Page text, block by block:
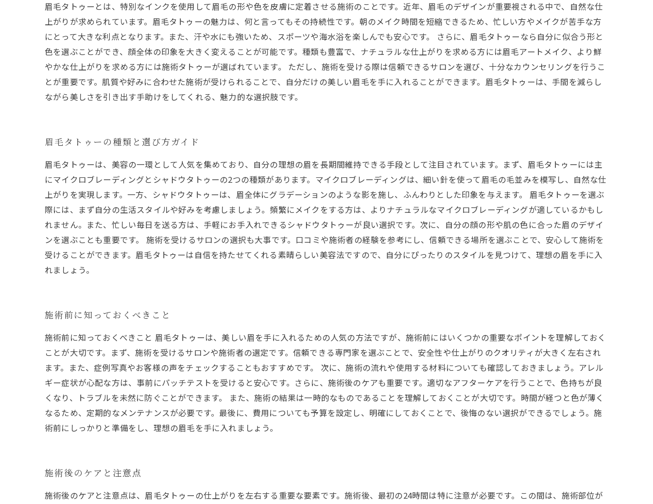
眉毛タトゥーとは、特別なインクを使用して眉毛の形や色を皮膚に定着させる施術のことです。近年、眉毛のデザインが重要視される中で、自然な仕
上がりが求められています。眉毛タトゥーの魅力は、何と言ってもその持続性です。朝のメイク時間を短縮できるため、忙しい方やメイクが苦手な方
にとって大きな利点となります。また、汗や水にも強いため、スポーツや海水浴を楽しんでも安心です。 さらに、眉毛タトゥーなら自分に似合う形と
色を選ぶことができ、顔全体の印象を大きく変えることが可能です。種類も豊富で、ナチュラルな仕上がりを求める方には眉毛アートメイク、より鮮
やかな仕上がりを求める方には施術タトゥーが選ばれています。 ただし、施術を受ける際は信頼できるサロンを選び、十分なカウンセリングを行うこ
とが重要です。肌質や好みに合わせた施術が受けられることで、自分だけの美しい眉毛を手に入れることができます。眉毛タトゥーは、手間を減らし
ながら美しさを引き出す手助けをしてくれる、魅力的な選択肢です。
眉毛タトゥーの種類と選び方ガイド
眉毛タトゥーは、美容の一環として人気を集めており、自分の理想の眉を長期間維持できる手段として注目されています。まず、眉毛タトゥーには主
にマイクロブレーディングとシャドウタトゥーの2つの種類があります。マイクロブレーディングは、細い針を使って眉毛の毛並みを模写し、自然な仕
上がりを実現します。一方、シャドウタトゥーは、眉全体にグラデーションのような影を施し、ふんわりとした印象を与えます。 眉毛タトゥーを選ぶ
際には、まず自分の生活スタイルや好みを考慮しましょう。頻繁にメイクをする方は、よりナチュラルなマイクロブレーディングが適しているかもし
れません。また、忙しい毎日を送る方は、手軽にお手入れできるシャドウタトゥーが良い選択です。次に、自分の顔の形や肌の色に合った眉のデザイ
ンを選ぶことも重要です。 施術を受けるサロンの選択も大事です。口コミや施術者の経験を参考にし、信頼できる場所を選ぶことで、安心して施術を
受けることができます。眉毛タトゥーは自信を持たせてくれる素晴らしい美容法ですので、自分にぴったりのスタイルを見つけて、理想の眉を手に入
れましょう。
施術前に知っておくべきこと
施術前に知っておくべきこと 眉毛タトゥーは、美しい眉を手に入れるための人気の方法ですが、施術前にはいくつかの重要なポイントを理解しておく
ことが大切です。まず、施術を受けるサロンや施術者の選定です。信頼できる専門家を選ぶことで、安全性や仕上がりのクオリティが大きく左右され
ます。また、症例写真やお客様の声をチェックすることもおすすめです。 次に、施術の流れや使用する材料についても確認しておきましょう。アレル
ギー症状が心配な方は、事前にパッチテストを受けると安心です。さらに、施術後のケアも重要です。適切なアフターケアを行うことで、色持ちが良
くなり、トラブルを未然に防ぐことができます。 また、施術の結果は一時的なものであることを理解しておくことが大切です。時間が経つと色が薄く
なるため、定期的なメンテナンスが必要です。最後に、費用についても予算を設定し、明確にしておくことで、後悔のない選択ができるでしょう。施
術前にしっかりと準備をし、理想の眉毛を手に入れましょう。
施術後のケアと注意点
施術後のケアと注意点は、眉毛タトゥーの仕上がりを左右する重要な要素です。施術後、最初の24時間は特に注意が必要です。この間は、施術部位が